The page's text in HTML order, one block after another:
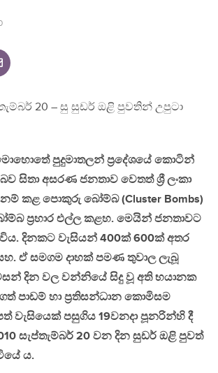
20 – සු සුඩර් ඔළි පුවතින් උපුටා
පුදුමාතලන් ප්‍රදේශයේ කොටින්
සිතා අසරණ ජනතාව වෙතත් ශ්‍රී ලංකා
කළ පොකුරු බෝම්බ (Cluster Bombs)
ප්‍රහාර එල්ල කළහ. මෙයින් ජනතාවට
දිනකට වැසියන් 400ක් 600ක් අතර
ඒ සමගම දාහක් පමණ තුවාල ලැබූ
දින වල වන්නියේ සිදු වූ අති භයානක
පාඩම් හා ප්‍රතිසන්ධාන කොමිසම
වැසියෙක් පසුගිය 19වනදා පූනරින්හි දී
සැප්තැම්බර් 20 වන දින සුඩර් ඔළි පුවත්
ය.